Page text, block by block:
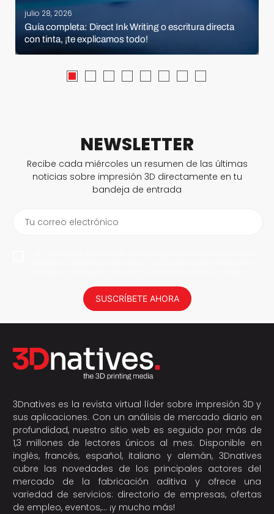
julio 28, 2026
Guía completa: Direct Ink Writing o escritura directa
con tinta, ¡te explicamos todo!
NEWSLETTER
Recibe cada miércoles un resumen de las últimas
noticias sobre impresión 3D directamente en tu
bandeja de entrada
Tu correo electrónico
SUSCRÍBETE AHORA
3Dnatives es la revista virtual líder sobre impresión 3D y
sus aplicaciones. Con un análisis de mercado diario en
profundidad, nuestro sitio web es seguido por más de
1,3 millones de lectores únicos al mes. Disponible en
inglés, francés, español, italiano y alemán, 3Dnatives
cubre las novedades de los principales actores del
mercado de la fabricación aditiva y ofrece una
variedad de servicios: directorio de empresas, ofertas
de empleo, eventos,… ¡y mucho más!